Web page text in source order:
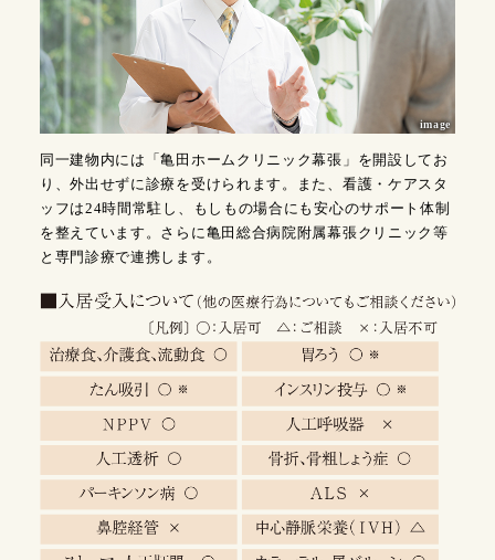
image
同一建物内には「亀田ホームクリニック幕張」を開設してお
り、外出せずに診療を受けられます。また、看護・ケアスタ
ッフは24時間常駐し、もしもの場合にも安心のサポート体制
を整えています。さらに亀田総合病院附属幕張クリニック等
と専門診療で連携します。